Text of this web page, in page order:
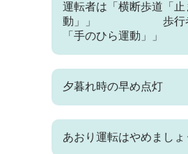
運転者は「横断歩道「止
動」」 歩行者は
「手のひら運動」」
夕暮れ時の早め点灯
あおり運転はやめましょ